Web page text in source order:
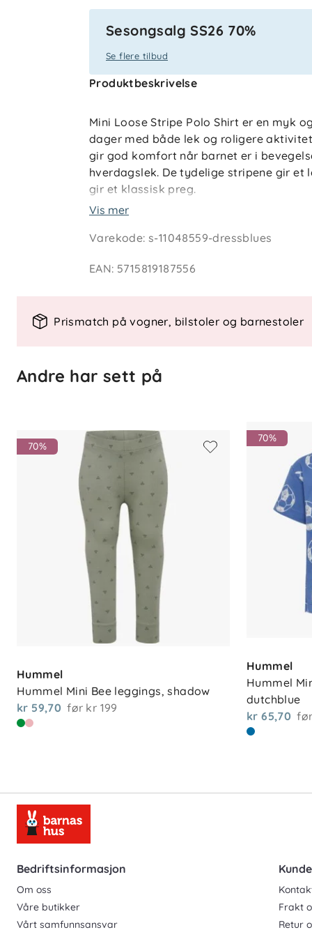
Sesongsalg SS26 70%
Se flere tilbud
Produktbeskrivelse
Mini Loose Stripe Polo Shirt er en myk
dager med både lek og roligere
gir god komfort når barnet er i
hverdagslek. De tydelige stripene gir
gir et klassisk preg.
gjør genseren godt egnet når været
gjennomført detalj.
Polokrage med kort knapplukking
Lange ermer
Materiale
100 % økologisk bomull
Vedlikehold
Vaskes i maskin på 40 grader. Skal
lav temperatur, og bør ikke renses for
Vis mer
Varekode:s-11048559-dressblues
EAN: 5715819187556
Prismatch på vogner, bilstoler og barnestoler
Andre har sett på
70%
Hummel
Hummel Mini Bee leggings, shadow
kr 59,70 før kr 199
70%
Hummel
Hummel
dutchblue
kr 65,70
Bedriftsinformasjon
Om oss
Våre butikker
Vårt samfunnsansvar
Frakt
Retur